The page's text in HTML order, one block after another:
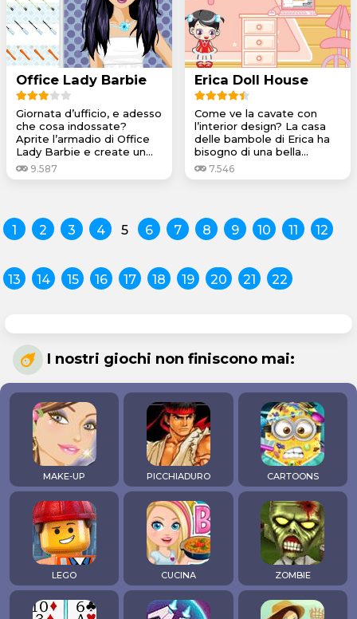
Office Lady Barbie
Giornata d’ufficio, e adesso
che cosa indossate?
Aprite l’armadio di Office
Lady Barbie e create un...
9.587
Erica Doll House
Come ve la cavate con
l’interior design? La casa
delle bambole di Erica ha
bisogno di una bella...
7.546
1 2 3 4 5 6 7 8 9 10 11 12
13 14 15 16 17 18 19 20 21 22
I nostri giochi non finiscono mai:
MAKE-UP PICCHIADURO CARTOONS
LEGO CUCINA ZOMBIE